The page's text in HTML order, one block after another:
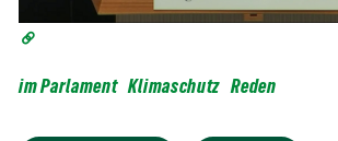
im Parlament Klimaschutz Reden